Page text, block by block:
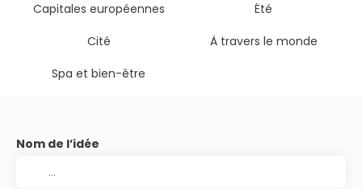
Capitales européennes
Été
Cité
À travers le monde
Spa et bien-être
Nom de l’idée